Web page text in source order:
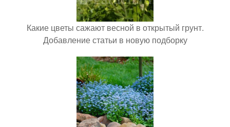
Какие цветы сажают весной в открытый грунт.
Добавление статьи в новую подборку